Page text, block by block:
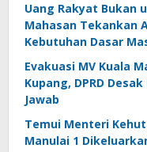
Uang Rakyat Bukan
Mahasan Tekankan
Kebutuhan Dasar
Evakuasi MV Kuala
Kupang, DPRD
Jawab
Temui Menteri
Manulai 1